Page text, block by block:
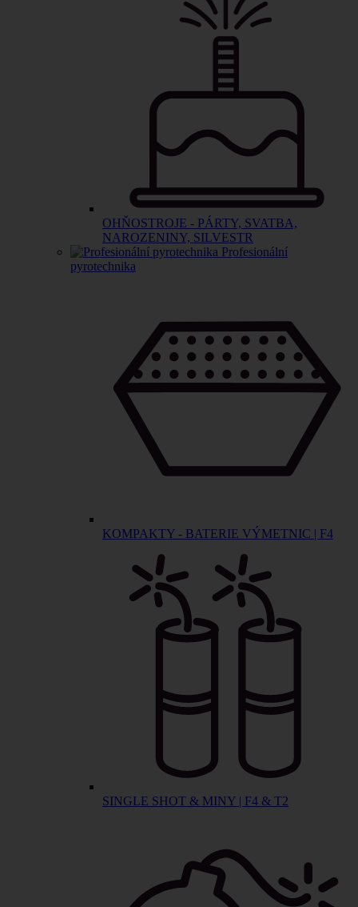
OHŇOSTROJE - PÁRTY, SVATBA,
NAROZENINY, SILVESTR
Profesionální
pyrotechnika
KOMPAKTY - BATERIE VÝMETNIC | F4
SINGLE SHOT & MINY | F4 & T2